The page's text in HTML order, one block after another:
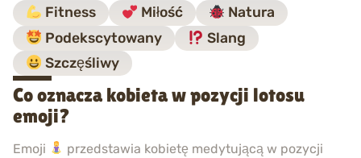
Fitness Miłość
Natura
Podekscytowany
Slang
Szczęśliwy
Co oznacza kobieta w pozycji lotosu
emoji?
Emoji
przedstawia kobietę medytującą w pozycji